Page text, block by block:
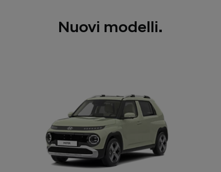
Nuovi modelli.